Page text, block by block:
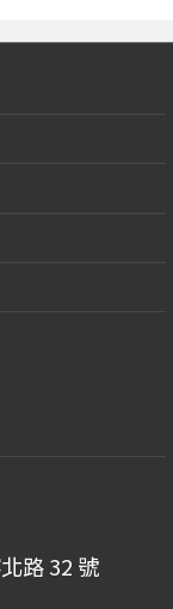
路 32 號